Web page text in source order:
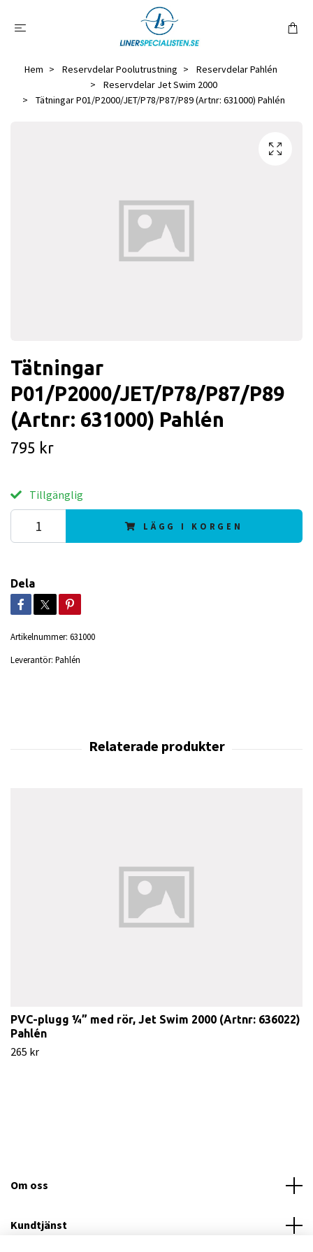
Hem Reservdelar Poolutrustning
Reservdelar Pahlén
Reservdelar Jet Swim 2000
Tätningar P01/P2000/JET/P78/P87/P89 (Artnr: 631000) Pahlén
Tätningar
P01/P2000/JET/P78/P87/P89
(Artnr: 631000) Pahlén
795 kr
Tillgänglig
LÄGG I KORGEN
Dela
Artikelnummer: 631000
Leverantör: Pahlén
PVC-plugg ¼” med rör, Jet Swim 2000 (Artnr: 636022)
Pahlén
265 kr
Om oss
Kundtjänst